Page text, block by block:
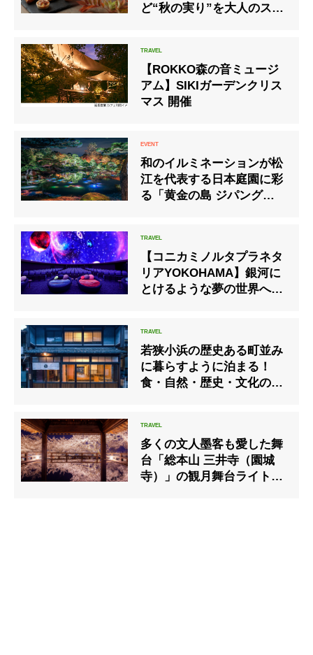
ど“秋の実り”を大人のスイ
「秋のシーズナルカクテ
ル」を販売
【ROKKO森の音ミュージ
アム】SIKIガーデンクリス
マス 開催
和のイルミネーションが松
江を代表する日本庭園に彩
る「黄金の島 ジパング
と伝統を堪能
【コニカミノルタプラネタ
リアYOKOHAMA】銀河に
とけるような夢の世界へ招
催
若狭小浜の歴史ある町並み
に暮らすように泊まる！
食・自然・歴史・文化の体
多くの文人墨客も愛した舞
台「総本山 三井寺（園城
寺）」の観月舞台ライトア